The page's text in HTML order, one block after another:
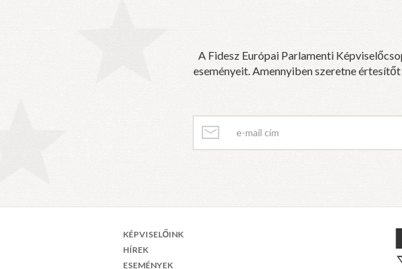
A Fidesz Európai Parlamenti
eseményeit. Amennyiben szeretne
KÉPVISELŐINK
HÍREK
ESEMÉNYEK